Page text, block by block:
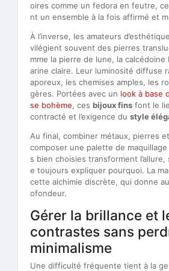
oires comme un fedora en feutre,
nt un ensemble à la fois affirmé et
À l’inverse, les amateurs
vilégient souvent des pierres
mme la pierre de lune, la calcédoine
arine claire. Leur luminosité diffuse
aporeux, les chemises amples, les
gères. Portées avec un look à base
se bohème, ces bijoux fins font le
contracté et l’exigence du style
Au final, combiner métaux, pierres
composer une palette de
s bien choisies transforment l’allure,
e toujours expliquer pourquoi. La
cette alchimie discrète, qui donne
ofondeur.
Gérer la brillance et
contrastes sans
minimalisme
Une difficulté fréquente tient à la